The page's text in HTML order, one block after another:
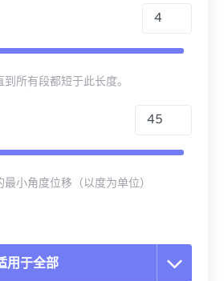
所有段都短于此长度。
小角度位移（以度为单位）
用于全部